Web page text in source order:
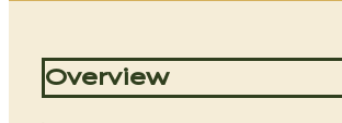
Overview